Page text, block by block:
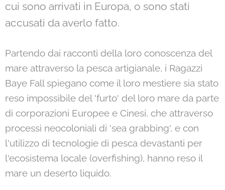
cui sono arrivati in Europa, o sono stati
accusati da averlo fatto.
Partendo dai racconti della loro conoscenza del
mare attraverso la pesca artigianale, i Ragazzi
Baye Fall spiegano come il loro mestiere sia stato
reso impossibile del 'furto' del loro mare da parte
di corporazioni Europee e Cinesi, che attraverso
processi neocoloniali di 'sea grabbing', e con
l'utilizzo di tecnologie di pesca devastanti per
l'ecosistema locale (overfishing), hanno reso il
mare un deserto liquido.